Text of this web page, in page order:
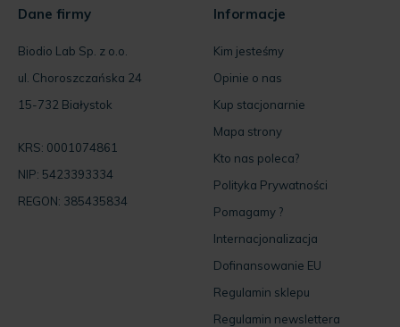
Dane firmy
Biodio Lab Sp. z o.o.
ul. Choroszczańska 24
15-732 Białystok
KRS: 0001074861
NIP: 5423393334
REGON: 385435834
Informacje
Kim jesteśmy
Opinie o nas
Kup stacjonarnie
Mapa strony
Kto nas poleca?
Polityka Prywatności
Pomagamy ?
Internacjonalizacja
Dofinansowanie EU
Regulamin sklepu
Regulamin newslettera